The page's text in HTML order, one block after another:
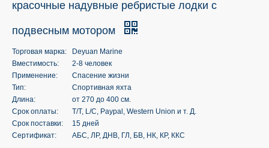
красочные надувные ребристые лодки с
подвесным мотором
Торговая марка:
Deyuan Marine
Вместимость:
2-8 человек
Применение:
Спасение жизни
Тип:
Спортивная яхта
Длина:
от 270 до 400 см.
Срок оплаты:
T/T, L/C, Paypal, Western Union и т. Д.
Срок поставки:
15 дней
Сертификат:
АБС, ЛР, ДНВ, ГЛ, БВ, НК, КР, ККС